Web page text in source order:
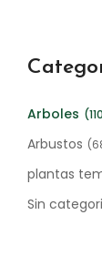
Arboles
Arbustos
plantas
Sin